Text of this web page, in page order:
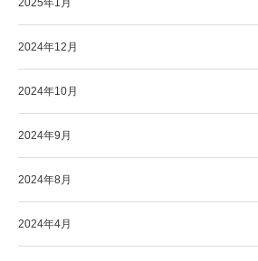
2025年1月
2024年12月
2024年10月
2024年9月
2024年8月
2024年4月